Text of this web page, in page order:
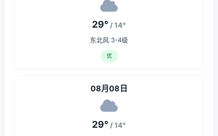
29° / 14°
东北风 3-4级
优
08月08日
29° / 14°